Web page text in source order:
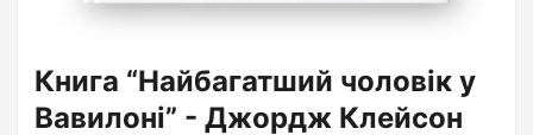
Книга “Найбагатший чоловік у
Вавилоні” - Джордж Клейсон